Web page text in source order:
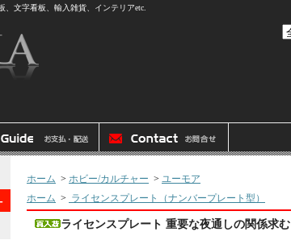
、文字看板、輸入雑貨、インテリアetc.
ホーム > ホビー/カルチャー > ユーモア
ホーム > ライセンスプレート（ナンバープレート型）
ライセンスプレート 重要な夜通しの関係求む